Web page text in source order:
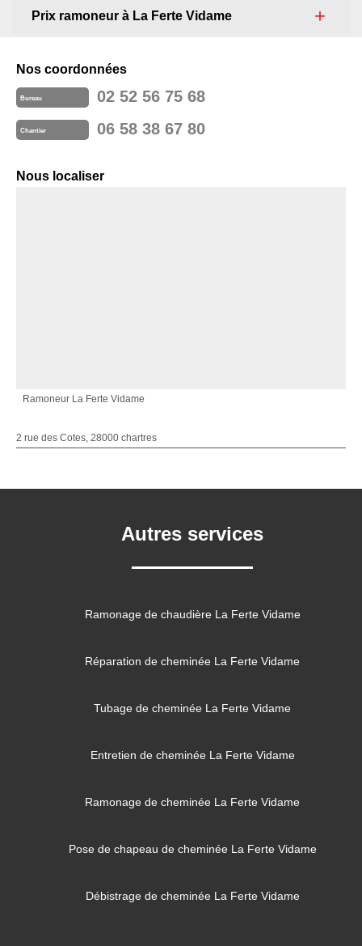
Prix ramoneur à La Ferte Vidame
Nos coordonnées
Bureau 02 52 56 75 68
Chantier 06 58 38 67 80
Nous localiser
Ramoneur La Ferte Vidame
2 rue des Cotes, 28000 chartres
Autres services
Ramonage de chaudière La Ferte Vidame
Réparation de cheminée La Ferte Vidame
Tubage de cheminée La Ferte Vidame
Entretien de cheminée La Ferte Vidame
Ramonage de cheminée La Ferte Vidame
Pose de chapeau de cheminée La Ferte Vidame
Débistrage de cheminée La Ferte Vidame